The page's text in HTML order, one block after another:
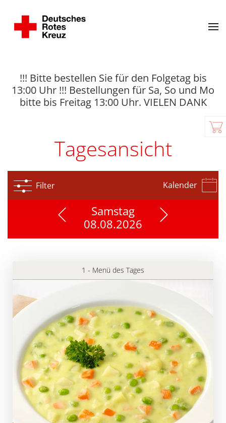
!!! Bitte bestellen Sie für den Folgetag bis
13:00 Uhr !!! Bestellungen für Sa, So und Mo
bitte bis Freitag 13:00 Uhr. VIELEN DANK
Tagesansicht
Filter Kalender
Samstag
08.08.2026
1 - Menü des Tages